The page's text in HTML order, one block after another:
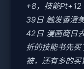
+8，技能Pt+12
39日 触发香澄
42日 漫画商日
折的技能书先
被，还有多的